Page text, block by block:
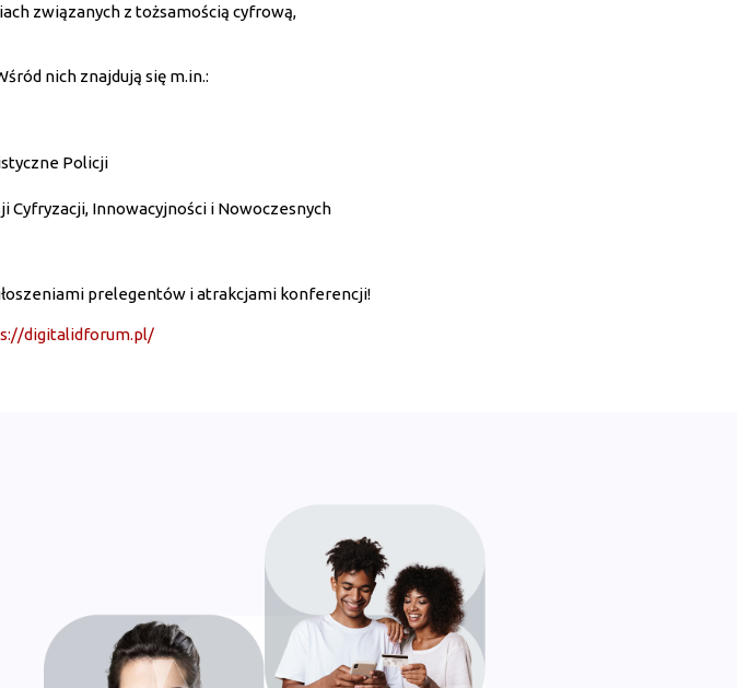
związanych z tożsamością cyfrową,
nich znajdują się m.in.:
Policji
Cyfryzacji, Innowacyjności i Nowoczesnych
prelegentów i atrakcjami konferencji!
digitalidforum.pl/